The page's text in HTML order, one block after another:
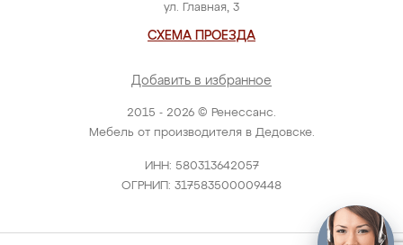
2015 - 2026 © Ренессанс.
Мебель от производителя в Дедовске.
ИНН: 580313642057
ОГРНИП: 317583500009448
ул. Главная, 3
СХЕМА ПРОЕЗДА
Добавить в избранное